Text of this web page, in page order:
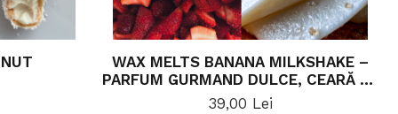
WAX MELTS BANANA MILKSHAKE –
PARFUM GURMAND DULCE, CEARĂ DE
SOIA
39,00 Lei